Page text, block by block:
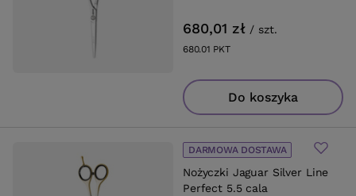
680,01 zł / szt.
680.01 PKTpunktów
Do koszyka
Nożyczki Jaguar Silver Line
Perfect 5.5 cala
DARMOWA DOSTAWA